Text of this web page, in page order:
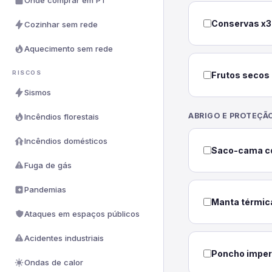
Cozinhar sem rede
Aquecimento sem rede
RISCOS
Sismos
Incêndios florestais
Incêndios domésticos
Fuga de gás
Pandemias
Ataques em espaços públicos
Acidentes industriais
Ondas de calor
Conservas x3
Frutos secos
ABRIGO E
Saco-cama
Manta
Poncho